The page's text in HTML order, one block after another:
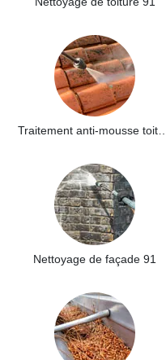
Nettoyage de façade 91